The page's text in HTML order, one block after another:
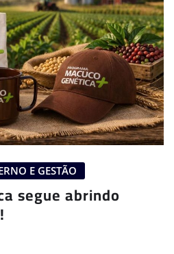
E GESTÃO
segue abrindo